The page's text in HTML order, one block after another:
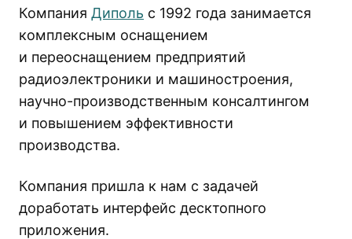
Компания Диполь с 1992 года занимается
комплексным оснащением
и переоснащением предприятий
радиоэлектроники и машиностроения,
научно-производственным консалтингом
и повышением эффективности
производства.
Компания пришла к нам с задачей
доработать интерфейс десктопного
приложения.